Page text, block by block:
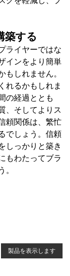
築する
ライヤーではな
インをより簡単
しれません。
れるかもしれま
の経過ととも
、そしてよりス
頼関係は、繁忙
でしょう。信頼
しっかりと築き
もわたってブラ
製品を表示します